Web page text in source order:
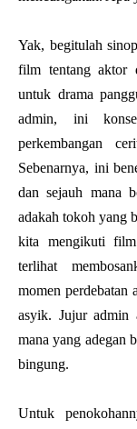
Yak, begitulah
film tentang aktor
untuk drama
admin, ini
perkembangan
Sebenarnya, ini
dan sejauh mana
adakah tokoh yang
kita mengikuti
terlihat
momen perdebatan
asyik. Jujur admin
mana yang adegan
bingung.
Untuk